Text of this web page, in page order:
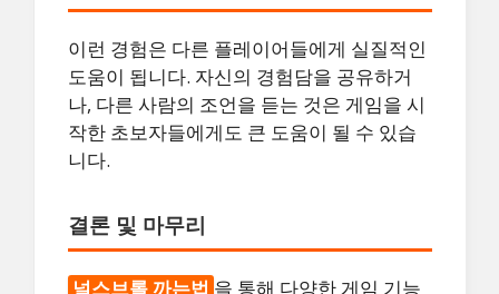
이런 경험은 다른 플레이어들에게 실질적인
도움이 됩니다. 자신의 경험담을 공유하거
나, 다른 사람의 조언을 듣는 것은 게임을 시
작한 초보자들에게도 큰 도움이 될 수 있습
니다.
결론 및 마무리
널스브롤 까는법 을 통해 다양한 게임 기능